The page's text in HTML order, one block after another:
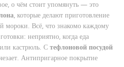
о чём стоит упомянуть — это
, которые делают приготовление
Всё, что знакомо каждому
неприятно, когда еда
кастрюль. С тефлоновой посудой
Антипригарное покрытие